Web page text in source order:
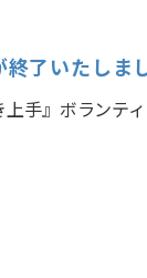
了いたしま
手』ボランテ